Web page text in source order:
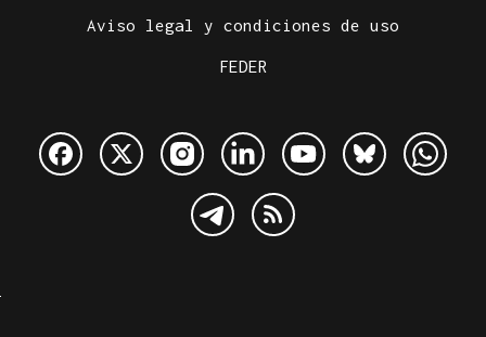
Aviso legal y condiciones de uso
FEDER